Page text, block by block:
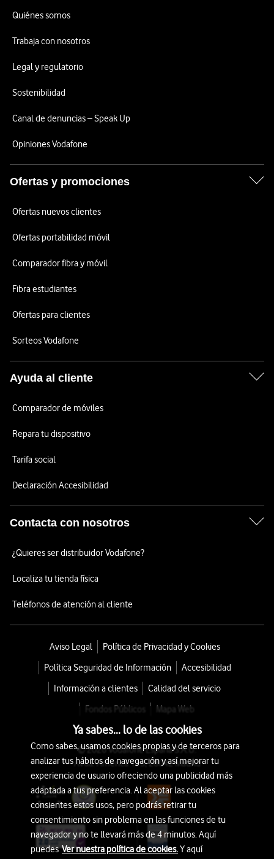
Quiénes somos
Trabaja con nosotros
Legal y regulatorio
Sostenibilidad
Canal de denuncias – Speak Up
Opiniones Vodafone
Ofertas y promociones
Ofertas nuevos clientes
Ofertas portabilidad móvil
Comparador fibra y móvil
Fibra estudiantes
Ofertas para clientes
Sorteos Vodafone
Ayuda al cliente
Comparador de móviles
Repara tu dispositivo
Tarifa social
Declaración Accesibilidad
Contacta con nosotros
¿Quieres ser distribuidor Vodafone?
Localiza tu tienda física
Teléfonos de atención al cliente
Aviso Legal
Política de Privacidad y Cookies
Política Seguridad de Información
Accesibilidad
Información a clientes
Calidad del servicio
Fondos Públicos
Mapa Web
© 2026 Vodafone España S.A.U.
Avda. América 115, 28042 Madrid
Ya sabes... lo de las cookies
Como sabes, usamos cookies propias y de terceros para
analizar tus hábitos de navegación y así mejorar tu
experiencia de usuario ofreciendo una publicidad más
adaptada a tus preferencia. Al aceptar las cookies
consientes estos usos, pero podrás retirar tu
consentimiento sin problema en las funciones de tu
navegador y no te llevará más de 4 minutos. Aquí
puedesVer nuestra política de cookies.Y aquí